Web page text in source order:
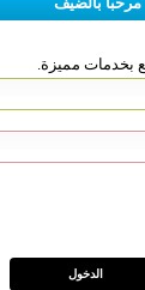
بخدمات مميزة.